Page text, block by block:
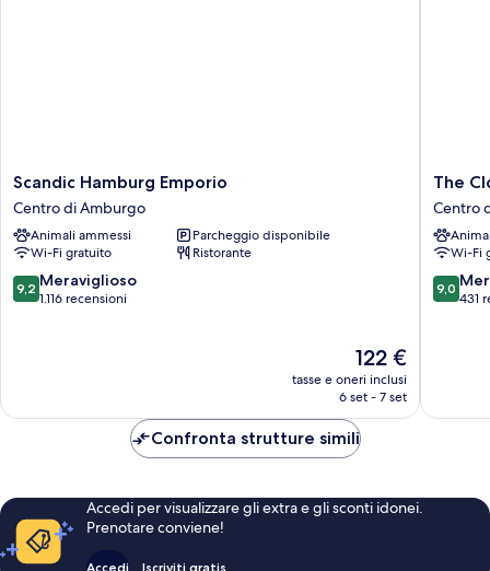
Scandic
Hamburg
Emporio
Centro
di
Amburgo
Scandic Hamburg Emporio
Centro di Amburgo
Animali ammessi
Parcheggio disponibile
Wi-Fi gratuito
Ristorante
9.2
su
9,2 Meraviglioso
1.116 recensioni
Il
prezzo
attuale
122 €
122 €
tasse e oneri inclusi
6 set - 7 set
The
Cloud
One
Centro
di
The
Centro
Wi-Fi
9.0
su
9,0
431
Confronta strutture simili
Accedi per visualizzare gli extra e gli sconti idonei.
Prenotare conviene!
Accedi Iscriviti gratis